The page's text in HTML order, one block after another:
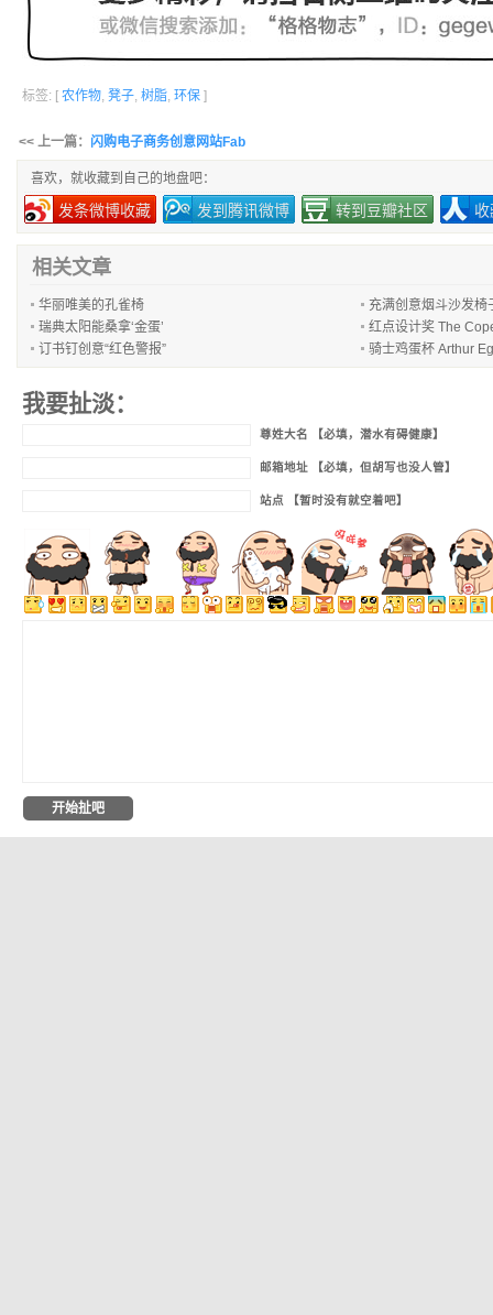
标签: [ 农作物, 凳子, 树脂, 环保 ]
<< 上一篇： 闪购电子商务创意网站Fab
喜欢，就收藏到自己的地盘吧：
发条微博收藏 发到腾讯微博 转到豆瓣社区
相关文章
华丽唯美的孔雀椅
充满创意烟斗沙发椅
瑞典太阳能桑拿‘金蛋’
红点设计奖 The
订书钉创意“红色警报”
骑士鸡蛋杯 Arthur
我要扯淡：
尊姓大名 【必填，潜水有碍健康】
邮箱地址 【必填，但胡写也没人管】
站点 【暂时没有就空着吧】